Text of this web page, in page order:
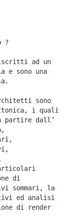
?
ad un
e sono una
sono
i quali
partire dall’
di
sommari, la
ed analisi
di render